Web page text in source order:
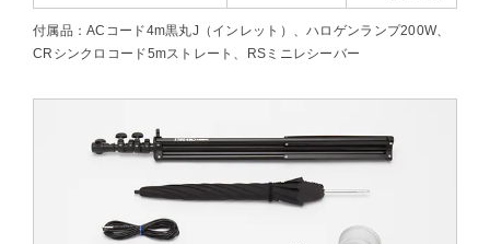
付属品：ACコード4m黒丸J（インレット）、ハロゲンランプ200W、
CRシンクロコード5mストレート、RSミニレシーバー